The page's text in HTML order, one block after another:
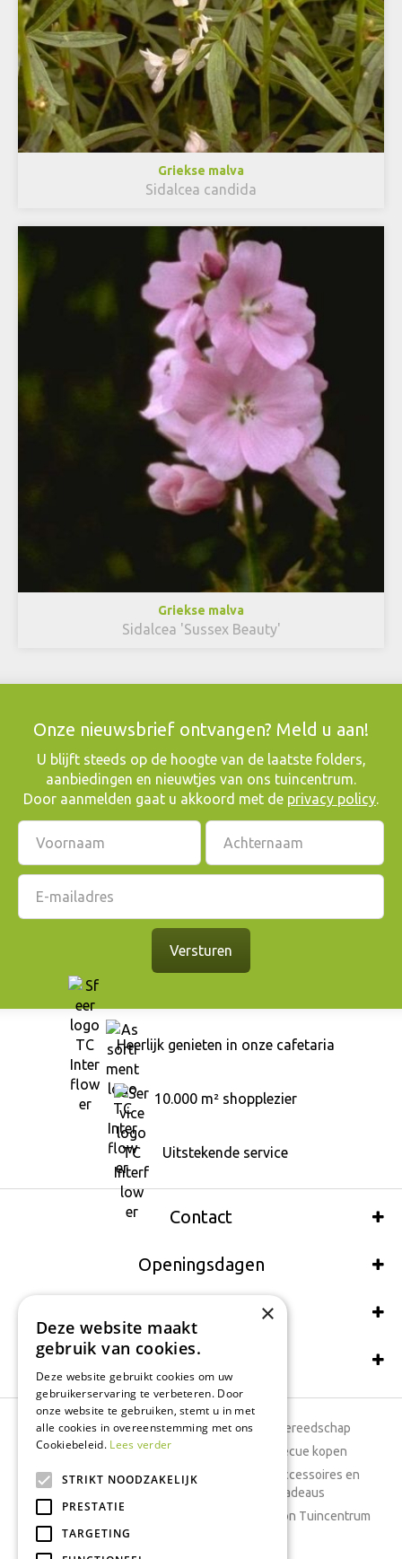
Griekse malva
Sidalcea candida
Griekse malva
Sidalcea 'Sussex Beauty'
Onze nieuwsbrief ontvangen? Meld u aan!
​U blijft steeds op de hoogte van de laatste folders,
aanbiedingen en nieuwtjes van ons tuincentrum.
Door aanmelden gaat u akkoord met de privacy policy.
Heerlijk genieten in onze cafetaria
10.000 m² shopplezier
Uitstekende service
Contact
Openingsdagen
Wij accepteren ook:
Schrijf een recensie
Tuincentrum
Dierenwinkel
Tuinplanten
Tuingereedschap
Barbecue kopen
Woonaccessoires en
cadeaus
Cadeaubon Tuincentrum
Kamerplanten
×
Deze website maakt
gebruik van cookies.
Deze website gebruikt cookies om uw
gebruikerservaring te verbeteren. Door
onze website te gebruiken, stemt u in met
alle cookies in overeenstemming met ons
Cookiebeleid. Lees verder
STRIKT NOODZAKELIJK
PRESTATIE
TARGETING